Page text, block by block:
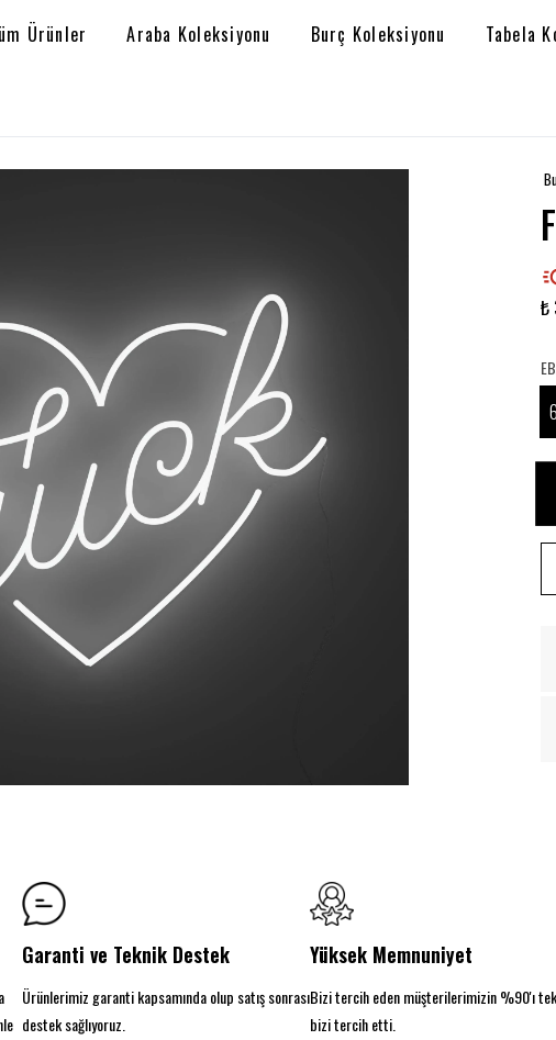
Ürünler Araba Koleksiyonu Burç Koleksiyonu Tabela
₺
Garanti ve Teknik Destek
Ürünlerimiz garanti kapsamında olup satış sonrası
destek sağlıyoruz.
Yüksek Memnuniyet
Bizi tercih eden müşterilerimizin %90'ı
bizi tercih etti.